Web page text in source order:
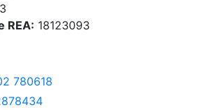
REA: 18123093
780618